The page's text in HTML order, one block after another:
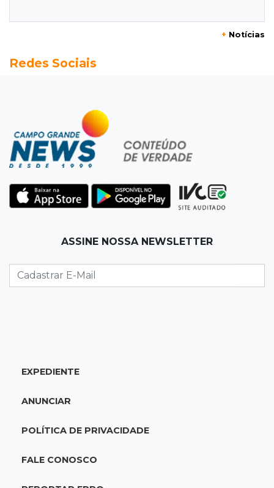
Pai é preso em flagrante suspeito de torturar
Na Gury Marques
Viatura do Gaeco se envolve em acidente
após buscas em operação
Indústria frigorífica dobra empregos e
multiplica por 12 receita das exportações
Balança comercial
recorde, o maior superávit em 29 anos
12:5717 votos
simplificada a salários de servidores
12:52Artes
+ Notícias
Redes Sociais
ASSINE NOSSA NEWSLETTER
EXPEDIENTE
ANUNCIAR
POLÍTICA DE PRIVACIDADE
FALE CONOSCO